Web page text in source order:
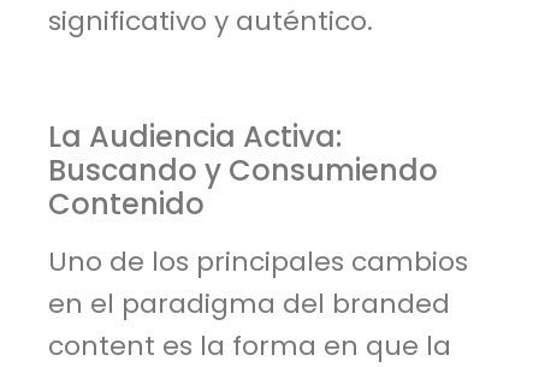
significativo y auténtico.
La Audiencia Activa:
Buscando y Consumiendo
Contenido
Uno de los principales cambios
en el paradigma del branded
content es la forma en que la